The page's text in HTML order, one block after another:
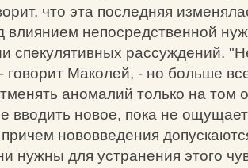
что эта последняя
влиянием непосредственной
спекулятивных рассуждений.
говорит Маколей, - но больше
аномалий только на том
вводить новое, пока не
нововведения
нужны для устранения этого